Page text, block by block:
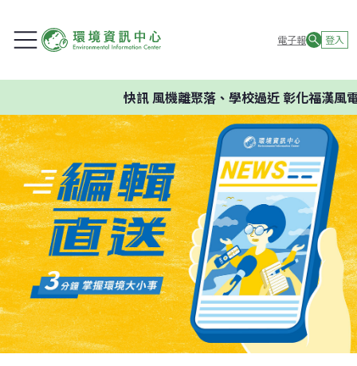
電子報 登入
快訊風機離聚落、學校過近 彰化福漢風電